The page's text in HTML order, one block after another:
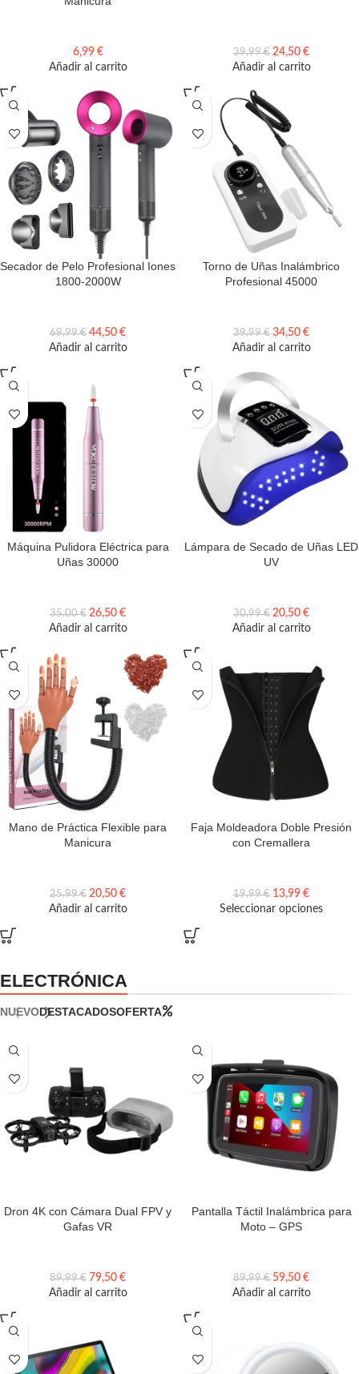
6,99 €
Añadir al carrito
39,99€ 24,50 €
Añadir al carrito
Secador de Pelo Profesional Iones
1800-2000W
69,99€ 44,50 €
Añadir al carrito
Torno de Uñas Inalámbrico
Profesional 45000
39,99€ 34,50 €
Añadir al carrito
Máquina Pulidora Eléctrica para
Uñas 30000
35,00€ 26,50 €
Añadir al carrito
Lámpara de Secado de Uñas LED
UV
30,99€ 20,50 €
Añadir al carrito
Mano de Práctica Flexible para
Manicura
25,99€ 20,50 €
Añadir al carrito
Faja Moldeadora Doble Presión
con Cremallera
19,99€ 13,99 €
Seleccionar opciones
ELECTRÓNICA
NUEVODESTACADOSOFERTA
Dron 4K con Cámara Dual FPV y
Gafas VR
89,99€ 79,50 €
Añadir al carrito
Pantalla Táctil Inalámbrica para
Moto – GPS
89,99€ 59,50 €
Añadir al carrito